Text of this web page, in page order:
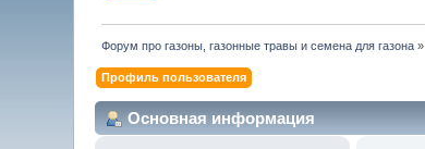
Форум про газоны, газонные травы и семена для газона »
Профиль пользователя
Основная информация